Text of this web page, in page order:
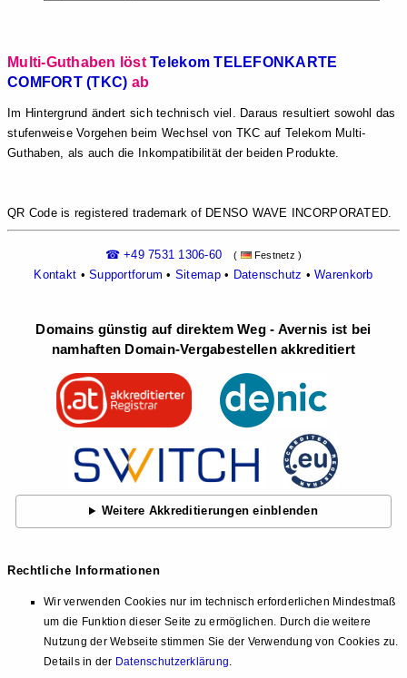
Multi-Guthaben löstTelekom TELEFONKARTE
COMFORT (TKC) ab
Im Hintergrund ändert sich technisch viel. Daraus resultiert sowohl das
stufenweise Vorgehen beim Wechsel von TKC auf Telekom Multi-
Guthaben, als auch die Inkompatibilität der beiden Produkte.
QR Code is registered trademark of DENSO WAVE INCORPORATED.
☎ +49 7531 1306-60 ( Festnetz )
Kontakt •Supportforum • Sitemap• Datenschutz •Warenkorb
Domains günstig auf direktem Weg - Avernis ist bei
namhaften Domain-Vergabestellen akkreditiert
Weitere Akkreditierungen einblenden
Rechtliche Informationen
Wir verwenden Cookies nur im technisch erforderlichen Mindestmaß
um die Funktion dieser Seite zu ermöglichen. Durch die weitere
Nutzung der Webseite stimmen Sie der Verwendung von Cookies zu.
Details in der Datenschutzerklärung.